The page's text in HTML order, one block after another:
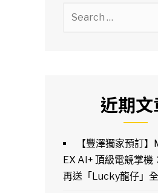
近期
【豐澤獨家預訂
EX AI+ 頂級電競掌機
再送「Lucky龍仔」全